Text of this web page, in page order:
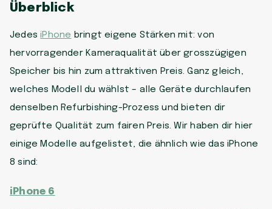
Überblick
JedesiPhone bringt eigene Stärken mit: von
hervorragender Kameraqualität über grosszügigen
Speicher bis hin zum attraktiven Preis. Ganz gleich,
welches Modell du wählst – alle Geräte durchlaufen
denselben Refurbishing-Prozess und bieten dir
geprüfte Qualität zum fairen Preis. Wir haben dir hier
einige Modelle aufgelistet, die ähnlich wie das iPhone
8 sind:
iPhone 6